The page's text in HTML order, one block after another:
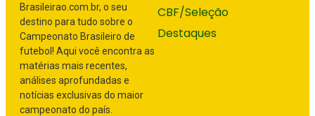
Brasileirao.com.br, o seu
destino para tudo sobre o
Campeonato Brasileiro de
futebol! Aqui você encontra as
matérias mais recentes,
análises aprofundadas e
notícias exclusivas do maior
campeonato do país.
CBF/Seleção
Destaques